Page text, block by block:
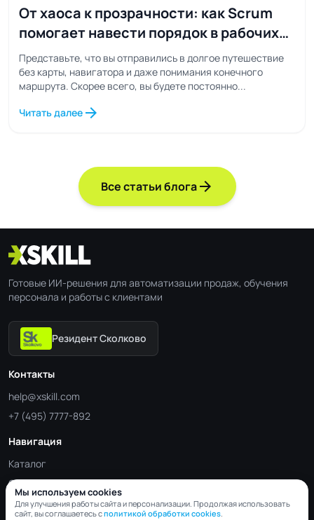
От хаоса к прозрачности: как Scrum
помогает навести порядок в рабочих
процессах
Представьте, что вы отправились в долгое путешествие
без карты, навигатора и даже понимания конечного
маршрута. Скорее всего, вы будете постоянно...
Читать далее arrow_forward
Все статьи блогаarrow_forward
Готовые ИИ-решения для автоматизации продаж, обучения
персонала и работы с клиентами
Резидент Сколково
Контакты
help@xskill.com
+7 (495) 7777-892
Навигация
Каталог
Отрасли
Блог
Мы используем cookies
Для улучшения работы сайта и персонализации. Продолжая использовать
сайт, вы соглашаетесь сполитикой обработки cookies.